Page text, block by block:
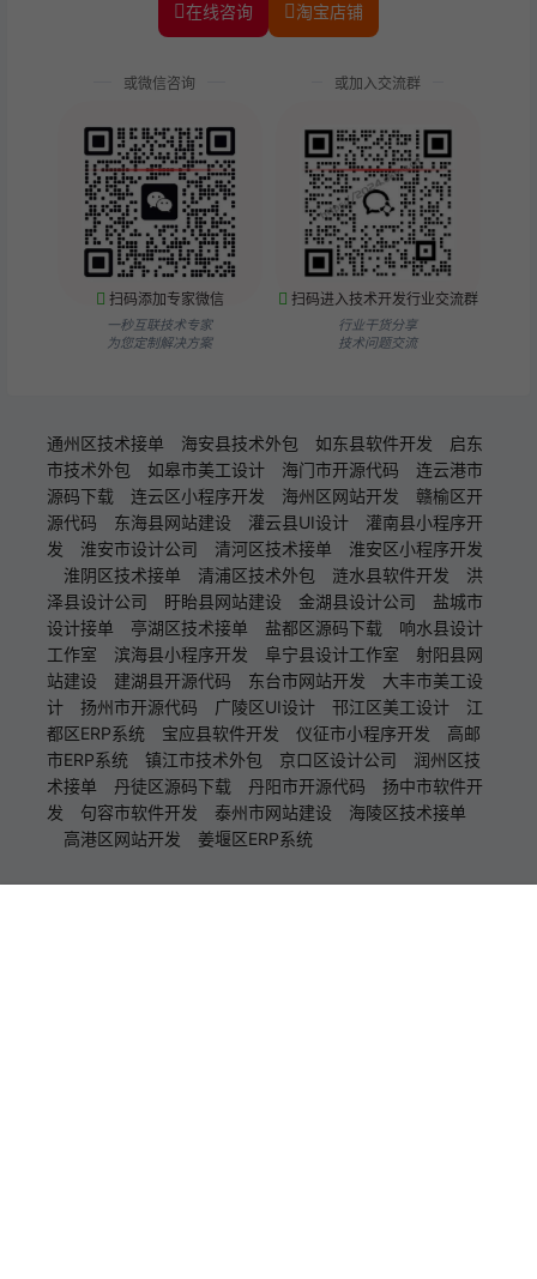
在线咨询 淘宝店铺
或微信咨询
扫码添加专家微信
一秒互联技术专家
为您定制解决方案
或加入交流群
扫码进入技术开发行业交流群
行业干货分享
技术问题交流
通州区技术接单 海安县技术外包 如东县软件开发
启东
市技术外包
如皋市美工设计 海门市开源代码
连云港市
源码下载
连云区小程序开发 海州区网站开发
赣榆区开
源代码
东海县网站建设 灌云县UI设计
灌南县小程序开
发
淮安市设计公司 清河区技术接单
淮安区小程序开发
淮阴区技术接单
清浦区技术外包 涟水县软件开发
洪
泽县设计公司
盱眙县网站建设 金湖县设计公司
盐城市
设计接单
亭湖区技术接单 盐都区源码下载
响水县设计
工作室
滨海县小程序开发 阜宁县设计工作室
射阳县网
站建设
建湖县开源代码 东台市网站开发
大丰市美工设
计
扬州市开源代码 广陵区UI设计 邗江区美工设计
江
都区ERP系统
宝应县软件开发 仪征市小程序开发
高邮
市ERP系统
镇江市技术外包 京口区设计公司
润州区技
术接单
丹徒区源码下载 丹阳市开源代码
扬中市软件开
发
句容市软件开发 泰州市网站建设
海陵区技术接单
高港区网站开发
姜堰区ERP系统